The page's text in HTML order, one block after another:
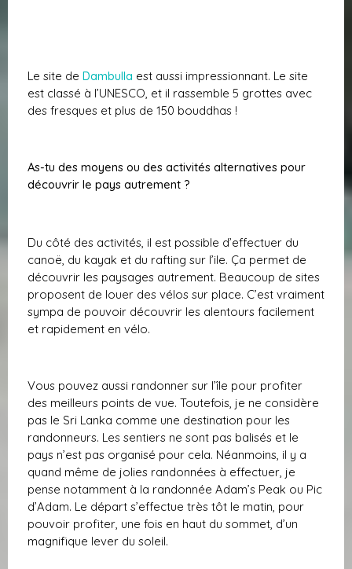
Le site de Dambulla est aussi impressionnant. Le site
est classé à l’UNESCO, et il rassemble 5 grottes avec
des fresques et plus de 150 bouddhas !
As-tu des moyens ou des activités alternatives pour
découvrir le pays autrement ?
Du côté des activités, il est possible d’effectuer du
canoë, du kayak et du rafting sur l’ile. Ça permet de
découvrir les paysages autrement. Beaucoup de sites
proposent de louer des vélos sur place. C’est vraiment
sympa de pouvoir découvrir les alentours facilement
et rapidement en vélo.
Vous pouvez aussi randonner sur l’île pour profiter
des meilleurs points de vue. Toutefois, je ne considère
pas le Sri Lanka comme une destination pour les
randonneurs. Les sentiers ne sont pas balisés et le
pays n’est pas organisé pour cela. Néanmoins, il y a
quand même de jolies randonnées à effectuer, je
pense notamment à la randonnée Adam’s Peak ou Pic
d’Adam. Le départ s’effectue très tôt le matin, pour
pouvoir profiter, une fois en haut du sommet, d’un
magnifique lever du soleil.